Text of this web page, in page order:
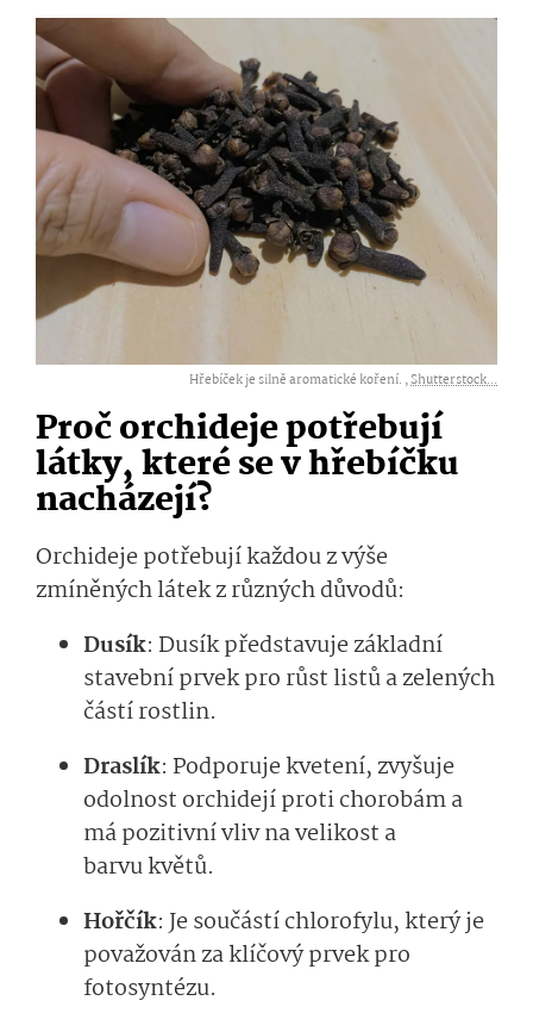
Hřebíček je silně aromatické koření. ,Shutterstock...
Proč orchideje potřebují
látky, které se v hřebíčku
nacházejí?
Orchideje potřebují každou z výše
zmíněných látek z různých důvodů:
Dusík: Dusík představuje základní
stavební prvek pro růst listů a zelených
částí rostlin.
Draslík: Podporuje kvetení, zvyšuje
odolnost orchidejí proti chorobám a
má pozitivní vliv na velikost a
barvu květů.
Hořčík: Je součástí chlorofylu, který je
považován za klíčový prvek pro
fotosyntézu.